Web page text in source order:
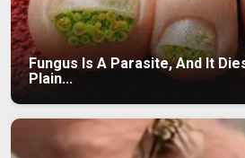
Fungus Is A Parasite, And It
Plain...